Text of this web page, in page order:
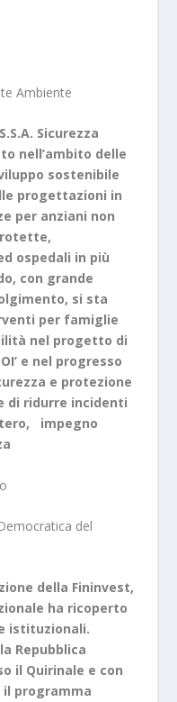
Ambiente
Sicurezza
nell’ambito delle
sostenibile
progettazioni in
per anziani non
ospedali in più
con grande
si sta
per famiglie
nel progetto di
e nel progresso
e protezione
di ridurre incidenti
impegno
del
della Fininvest,
ha ricoperto
istituzionali.
Repubblica
il Quirinale e con
il programma